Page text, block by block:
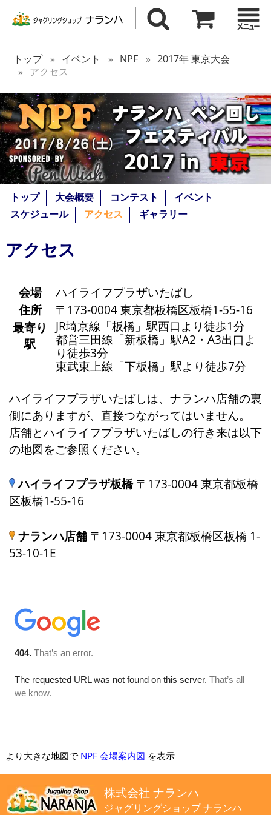
トップ イベント NPF
2017年 東京大会
アクセス
トップ 大会概要 コンテスト
イベント
スケジュール
アクセス ギャラリー
アクセス
会場
ハイライフプラザいたばし
住所
〒173-0004 東京都板橋区板橋1-55-16
最寄り
駅
JR埼京線「板橋」駅西口より徒歩1分
都営三田線「新板橋」駅A2・A3出口よ
り徒歩3分
東武東上線「下板橋」駅より徒歩7分
ハイライフプラザいたばしは、ナランハ店舗の裏
側にありますが、直接つながってはいません。
店舗とハイライフプラザいたばしの行き来は以下
の地図をご参照ください。
ハイライフプラザ板橋〒173-0004 東京都板橋
区板橋1-55-16
ナランハ店舗〒173-0004 東京都板橋区板橋 1-
53-10-1E
より大きな地図で NPF 会場案内図 を表示
株式会社 ナランハ
ジャグリングショップ ナランハ